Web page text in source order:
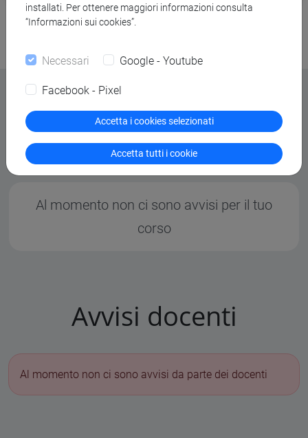
Avvisi e opportunità
Al momento non ci sono avvisi per il tuo
corso
Avvisi docenti
Al momento non ci sono avvisi da parte dei docenti
installati. Per ottenere maggiori informazioni consulta
“Informazioni sui cookies”.
Necessari Google - Youtube
Facebook - Pixel
Accetta i cookies selezionati
Accetta tutti i cookie